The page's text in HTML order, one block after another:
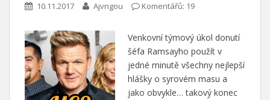
10.11.2017 Ajvngou Komentářů: 19
Venkovní týmový úkol donutí
šéfa Ramsayho použít v
jedné minutě všechny nejlepší
hlášky o syrovém masu a
jako obvykle… takový konec